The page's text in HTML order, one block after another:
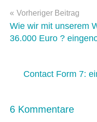
5.4
Beitragsnavigation
Vorheriger Beitrag
Wie wir mit unserem
36.000 Euro ?
Contact Form 7:
6 Kommentare